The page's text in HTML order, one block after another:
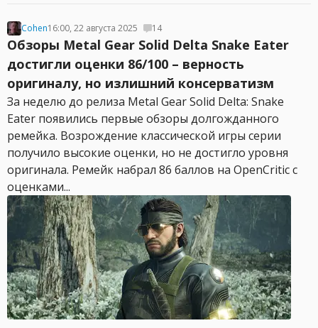
Cohen16:00, 22 августа 2025 14
Обзоры Metal Gear Solid Delta Snake Eater
достигли оценки 86/100 – верность
оригиналу, но излишний консерватизм
За неделю до релиза Metal Gear Solid Delta: Snake
Eater появились первые обзоры долгожданного
ремейка. Возрождение классической игры серии
получило высокие оценки, но не достигло уровня
оригинала. Ремейк набрал 86 баллов на OpenCritic с
оценками...